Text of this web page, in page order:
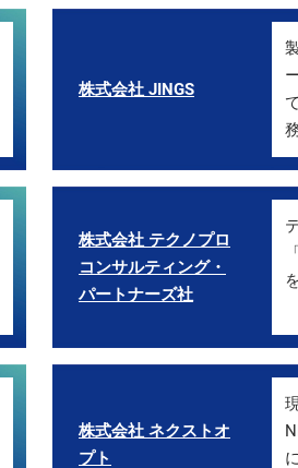
株式会社 JINGS
株式会社 テクノプロ
コンサルティング・
パートナーズ社
株式会社 ネクストオ
プト